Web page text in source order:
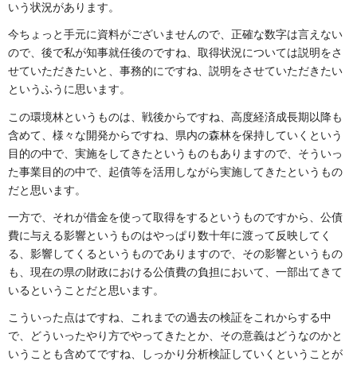
いう状況があります。
今ちょっと手元に資料がございませんので、正確な数字は言えない
ので、後で私が知事就任後のですね、取得状況については説明をさ
せていただきたいと、事務的にですね、説明をさせていただきたい
というふうに思います。
この環境林というものは、戦後からですね、高度経済成長期以降も
含めて、様々な開発からですね、県内の森林を保持していくという
目的の中で、実施をしてきたというものもありますので、そういっ
た事業目的の中で、起債等を活用しながら実施してきたというもの
だと思います。
一方で、それが借金を使って取得をするというものですから、公債
費に与える影響というものはやっぱり数十年に渡って反映してく
る、影響してくるというものでありますので、その影響というもの
も、現在の県の財政における公債費の負担において、一部出てきて
いるということだと思います。
こういった点はですね、これまでの過去の検証をこれからする中
で、どういったやり方でやってきたとか、その意義はどうなのかと
いうことも含めてですね、しっかり分析検証していくということが